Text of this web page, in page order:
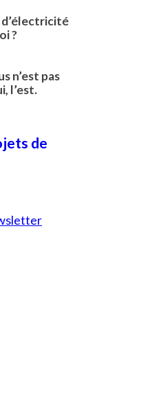
?
n’est pas
l’est.
de